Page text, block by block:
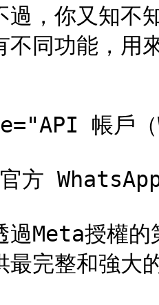
過，你又知
不同功能，用
帳戶（
方
過Meta授權
最完整和強大